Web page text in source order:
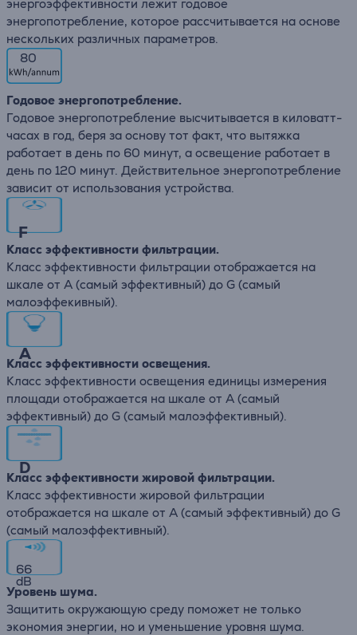
энергоэффективности лежит годовое
энергопотребление, которое рассчитывается на основе
нескольких различных параметров.
80
Годовое энергопотребление.
Годовое энергопотребление высчитывается в киловатт-
часах в год, беря за основу тот факт, что вытяжка
работает в день по 60 минут, а освещение работает в
день по 120 минут. Действительное энергопотребление
зависит от использования устройства.
F
Класс эффективности фильтрации.
Класс эффективности фильтрации отображается на
шкале от А (самый эффективный) до G (самый
малоэффекивный).
A
Класс эффективности освещения.
Класс эффективности освещения единицы измерения
площади отображается на шкале от А (самый
эффективный) до G (самый малоэффективный).
D
Класс эффективности жировой фильтрации.
Класс эффективности жировой фильтрации
отображается на шкале от А (самый эффективный) до G
(самый малоэффективный).
66
dB
Уровень шума.
Защитить окружающую среду поможет не только
экономия энергии, но и уменьшение уровня шума.